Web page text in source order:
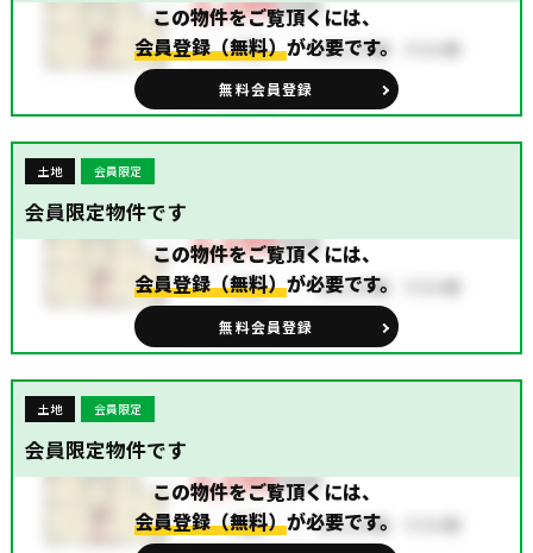
この物件をご覧頂くには、
会員登録（無料）が必要です。
無料会員登録
土地 会員限定
会員限定物件です
この物件をご覧頂くには、
会員登録（無料）が必要です。
無料会員登録
土地 会員限定
会員限定物件です
この物件をご覧頂くには、
会員登録（無料）が必要です。